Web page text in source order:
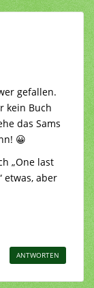
gefallen.
kein Buch
das Sams
😀
„One last
etwas, aber
ANTWORTEN